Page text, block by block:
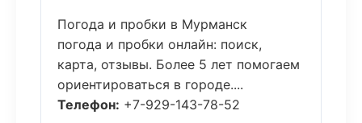
Погода и пробки в Мурманск
погода и пробки онлайн: поиск,
карта, отзывы. Более 5 лет помогаем
ориентироваться в городе....
Телефон: +7-929-143-78-52